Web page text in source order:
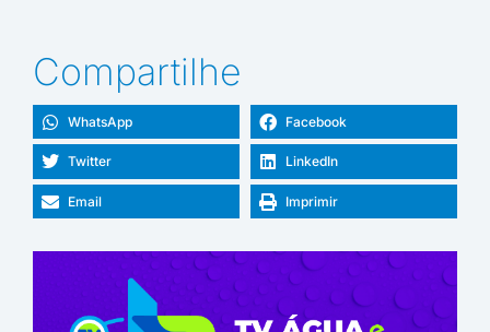
Compartilhe
WhatsApp Facebook
Twitter LinkedIn
Email Imprimir